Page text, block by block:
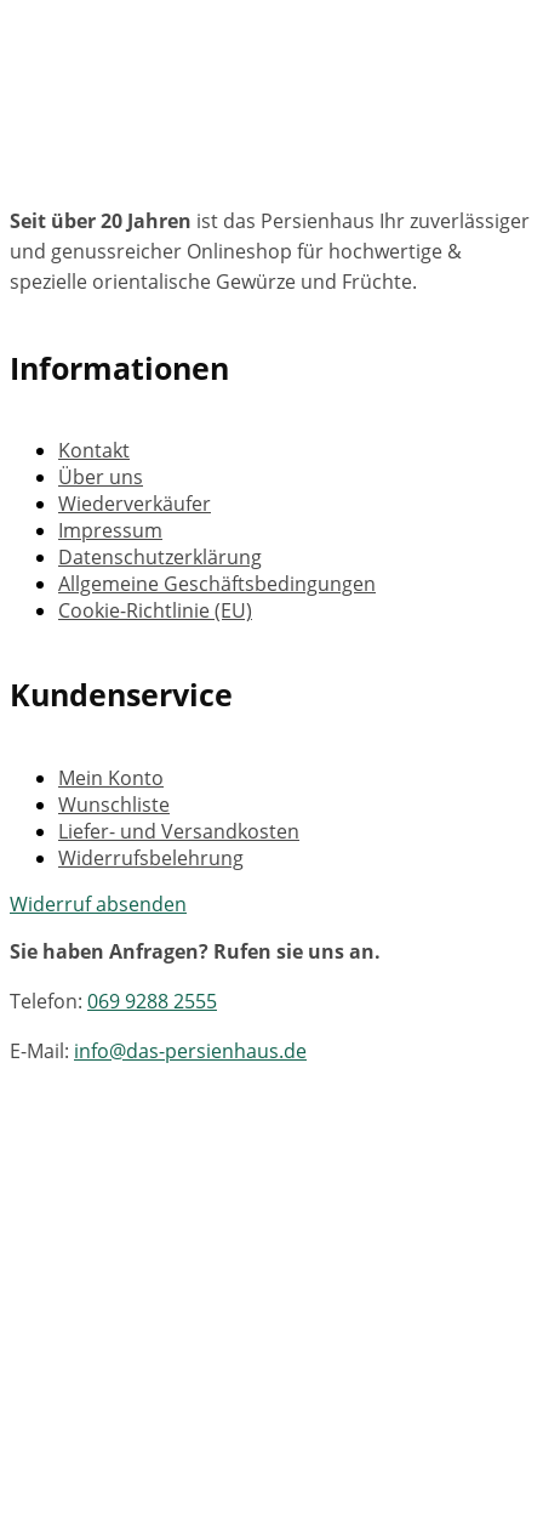
Seit über 20 Jahren ist das Persienhaus Ihr zuverlässiger
und genussreicher Onlineshop für hochwertige &
spezielle orientalische Gewürze und Früchte.
Informationen
Kontakt
Über uns
Wiederverkäufer
Impressum
Datenschutzerklärung
Allgemeine Geschäftsbedingungen
Cookie-Richtlinie (EU)
Kundenservice
Mein Konto
Wunschliste
Liefer- und Versandkosten
Widerrufsbelehrung
Widerruf absenden
Sie haben Anfragen? Rufen sie uns an.
Telefon: 069 9288 2555
E-Mail: info@das-persienhaus.de